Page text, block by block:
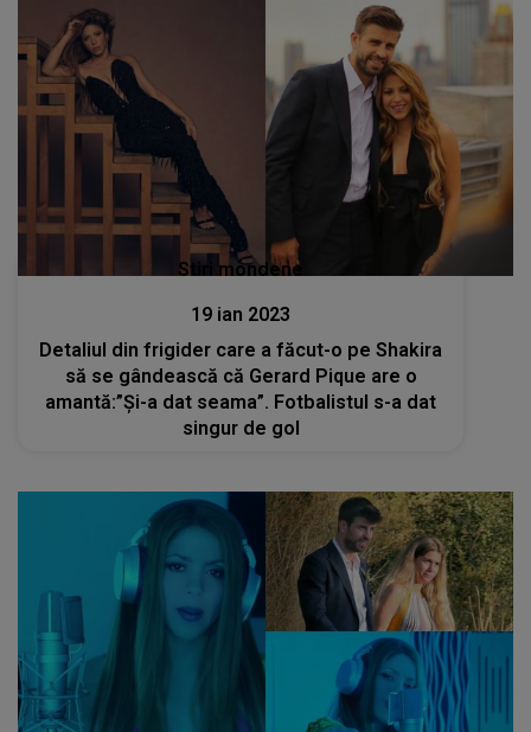
Stiri mondene
19 ian 2023
Detaliul din frigider care a făcut-o pe Shakira
să se gândească că Gerard Pique are o
amantă:”Și-a dat seama”. Fotbalistul s-a dat
singur de gol